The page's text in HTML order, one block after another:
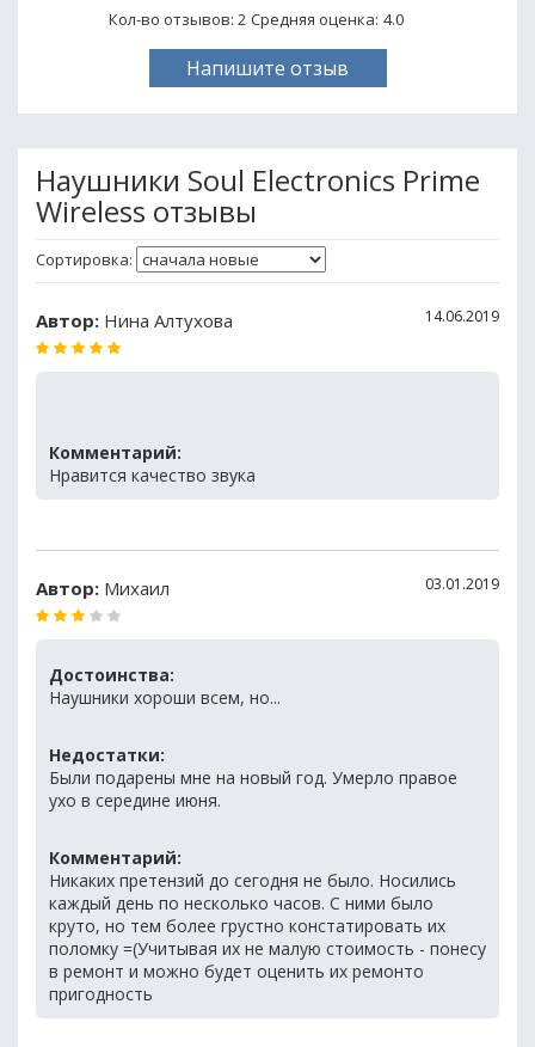
Кол-во отзывов: 2 Средняя оценка: 4.0
Напишите отзыв
Наушники Soul Electronics Prime
Wireless отзывы
Сортировка:
Автор: Нина Алтухова 14.06.2019
Комментарий:
Нравится качество звука
Автор: Михаил 03.01.2019
Достоинства:
Наушники хороши всем, но...
Недостатки:
Были подарены мне на новый год. Умерло правое
ухо в середине июня.
Комментарий:
Никаких претензий до сегодня не было. Носились
каждый день по несколько часов. С ними было
круто, но тем более грустно констатировать их
поломку =(Учитывая их не малую стоимость - понесу
в ремонт и можно будет оценить их ремонто
пригодность